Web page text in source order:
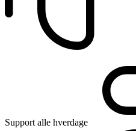
Support alle hverdage